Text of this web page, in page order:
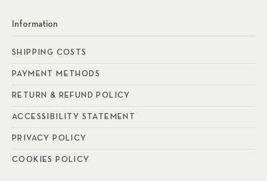
Information
SHIPPING COSTS
PAYMENT METHODS
RETURN & REFUND POLICY
ACCESSIBILITY STATEMENT
PRIVACY POLICY
COOKIES POLICY